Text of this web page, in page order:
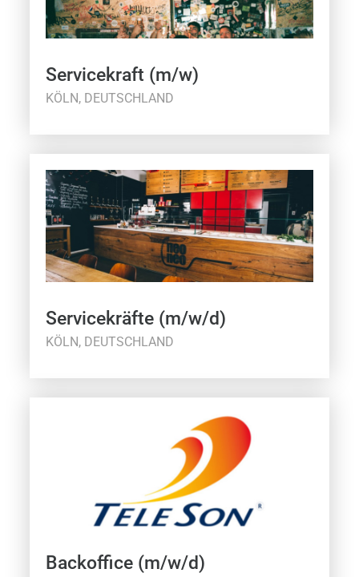
Servicekraft (m/w)
KÖLN, DEUTSCHLAND
Servicekräfte (m/w/d)
KÖLN, DEUTSCHLAND
Backoffice (m/w/d)